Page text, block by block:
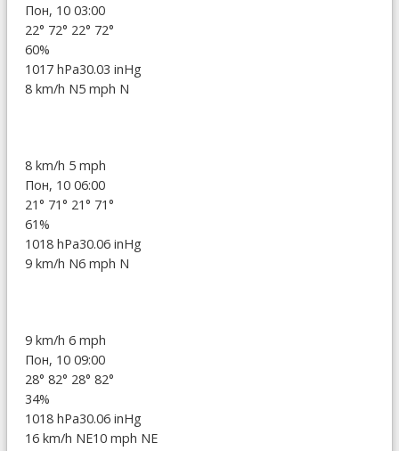
Пон, 10 03:00
22° 72° 22° 72°
60%
1017 hPa30.03 inHg
8 km/h N5 mph N
8 km/h 5 mph
Пон, 10 06:00
21° 71° 21° 71°
61%
1018 hPa30.06 inHg
9 km/h N6 mph N
9 km/h 6 mph
Пон, 10 09:00
28° 82° 28° 82°
34%
1018 hPa30.06 inHg
16 km/h NE10 mph NE